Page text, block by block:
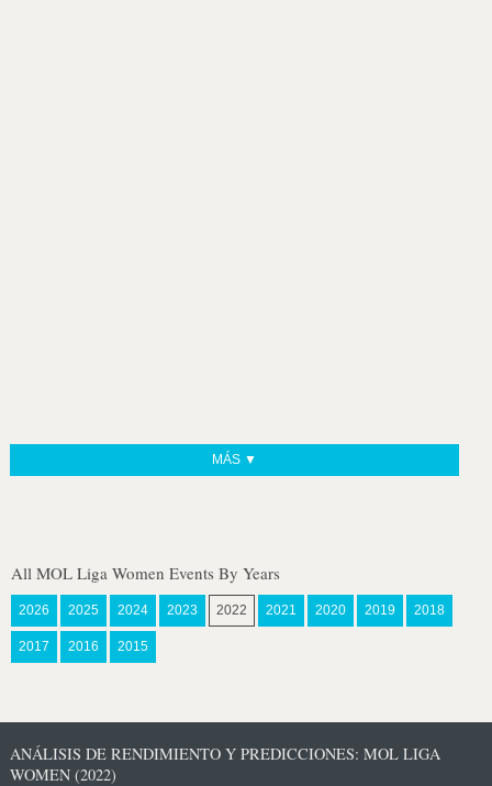
MÁS ▼
All MOL Liga Women Events By Years
2026 2025 2024 2023 2022 2021 2020 2019 2018
2017 2016 2015
ANÁLISIS DE RENDIMIENTO Y PREDICCIONES: MOL LIGA
WOMEN (2022)